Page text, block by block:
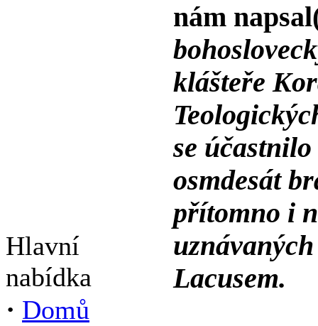
Hlavní
nabídka
· Domů
nám
klášteře
se
osmdesát
přítomno i
Lacusem.